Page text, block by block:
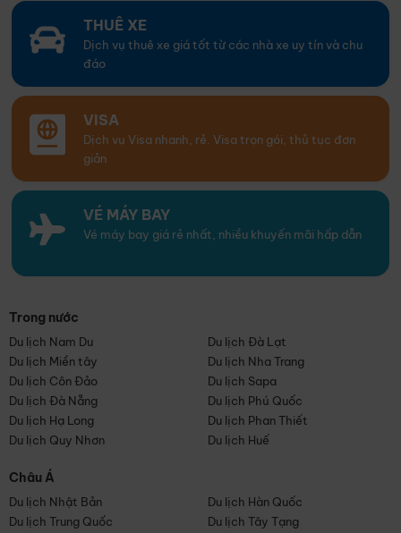
THUÊ XE
Dịch vụ thuê xe giá tốt từ các nhà xe uy tín và chu
đáo
VISA
Dịch vụ Visa nhanh, rẻ. Visa trọn gói, thủ tục đơn
giản
VÉ MÁY BAY
Vé máy bay giá rẻ nhất, nhiều khuyến mãi hấp dẫn
Trong nước
Du lịch Nam Du
Du lịch Đà Lạt
Du lịch Miền tây
Du lịch Nha Trang
Du lịch Côn Đảo
Du lịch Sapa
Du lịch Đà Nẵng
Du lịch Phú Quốc
Du lịch Hạ Long
Du lịch Phan Thiết
Du lịch Quy Nhơn
Du lịch Huế
Châu Á
Du lịch Nhật Bản
Du lịch Hàn Quốc
Du lịch Trung Quốc
Du lịch Tây Tạng